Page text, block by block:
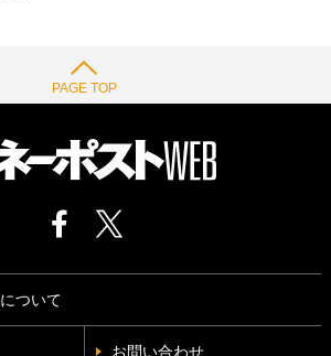
PAGE TOP
ついて
お問い合わせ